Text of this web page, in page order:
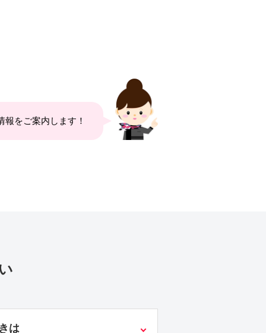
をご案内します！
は